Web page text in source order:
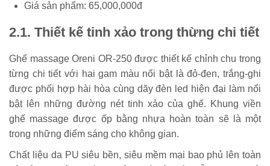
Giá sản phẩm: 65,000,000đ
2.1. Thiết kế tinh xảo trong thừng chi tiết
Ghế massage Oreni OR-250 được thiết kế chỉnh chu trong
từng chi tiết với hai gam màu nổi bật là đỏ-đen, trắng-ghi
được phối hợp hài hòa cùng dãy đèn led hiện đại làm nổi
bật lên những đường nét tinh xảo của ghế. Khung viền
ghế massage được ốp bằng nhựa hoàn toàn sẽ là một
trong những điểm sáng cho không gian.
Chất liệu da PU siêu bền, siêu mềm mại bao phủ lên toàn